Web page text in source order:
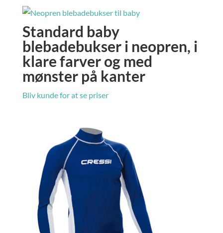
Standard baby
blebadebukser i neopren, i
klare farver og med
mønster på kanter
Bliv kunde for at se priser